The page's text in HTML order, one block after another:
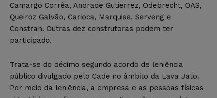
Camargo Corrêa, Andrade Gutierrez, Odebrecht, OAS,
Queiroz Galvão, Carioca, Marquise, Serveng e
Constran. Outras dez construtoras podem ter
participado.
Trata-se do décimo segundo acordo de leniência
público divulgado pelo Cade no âmbito da Lava Jato.
Por meio da leniência, a empresa e as pessoas físicas